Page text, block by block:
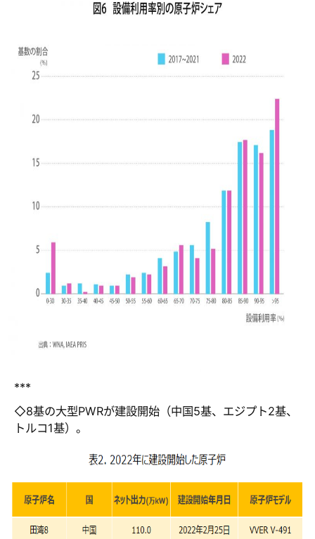
***
◇8基の大型PWRが建設開始（中国5基、エジプト2基、
トルコ1基）。